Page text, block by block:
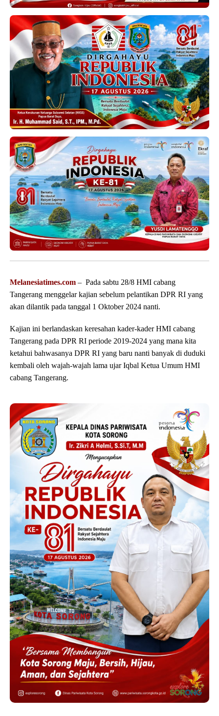
Melanesiatimes.com – Pada sabtu 28/8 HMI cabang
Tangerang menggelar kajian sebelum pelantikan DPR RI yang
akan dilantik pada tanggal 1 Oktober 2024 nanti.
Kajian ini berlandaskan keresahan kader-kader HMI cabang
Tangerang pada DPR RI periode 2019-2024 yang mana kita
ketahui bahwasanya DPR RI yang baru nanti banyak di duduki
kembali oleh wajah-wajah lama ujar Iqbal Ketua Umum HMI
cabang Tangerang.